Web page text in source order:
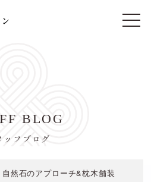
t
BLOG
ッフブログ
自然石のアプローチ&枕木舗装